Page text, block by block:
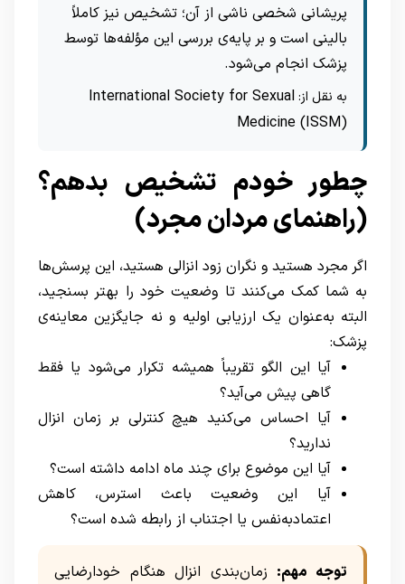
پریشانی شخصی ناشی از آن؛ تشخیص نیز کاملاً
بالینی است و بر پایه‌ی بررسی این مؤلفه‌ها توسط
پزشک انجام می‌شود.
به نقل از:International Society for Sexual
Medicine (ISSM)
چطور خودم تشخیص بدهم؟
(راهنمای مردان مجرد)
اگر مجرد هستید و نگران زود انزالی هستید، این پرسش‌ها
به شما کمک می‌کنند تا وضعیت خود را بهتر بسنجید،
البته به‌عنوان یک ارزیابی اولیه و نه جایگزین معاینه‌ی
پزشک:
آیا این الگو تقریباً همیشه تکرار می‌شود یا فقط
گاهی پیش می‌آید؟
آیا احساس می‌کنید هیچ کنترلی بر زمان انزال
ندارید؟
آیا این موضوع برای چند ماه ادامه داشته است؟
آیا این وضعیت باعث استرس، کاهش
اعتمادبه‌نفس یا اجتناب از رابطه شده است؟
توجه مهم: زمان‌بندی انزال هنگام خودارضایی